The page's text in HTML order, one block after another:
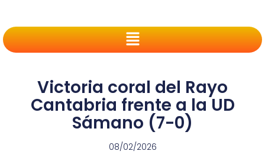
Victoria coral del Rayo
Cantabria frente a la UD
Sámano (7-0)
08/02/2026